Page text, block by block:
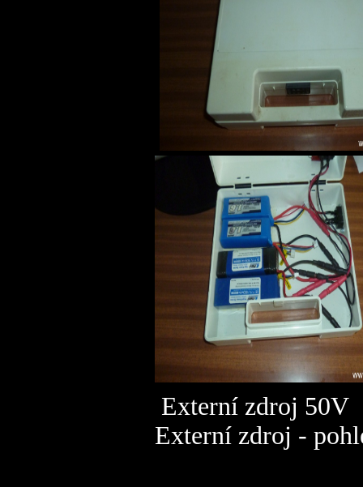
Externí zdroj 50V
Externí zdroj -